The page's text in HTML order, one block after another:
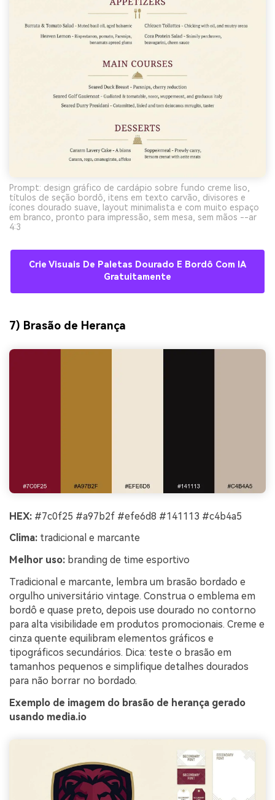
Prompt: design gráfico de cardápio sobre fundo creme liso,
títulos de seção bordô, itens em texto carvão, divisores e
ícones dourado suave, layout minimalista e com muito espaço
em branco, pronto para impressão, sem mesa, sem mãos --ar
4:3
Crie Visuais De Paletas Dourado E Bordô Com IA
Gratuitamente
7) Brasão de Herança
HEX: #7c0f25 #a97b2f #efe6d8 #141113 #c4b4a5
Clima: tradicional e marcante
Melhor uso: branding de time esportivo
Tradicional e marcante, lembra um brasão bordado e
orgulho universitário vintage. Construa o emblema em
bordô e quase preto, depois use dourado no contorno
para alta visibilidade em produtos promocionais. Creme e
cinza quente equilibram elementos gráficos e
tipográficos secundários. Dica: teste o brasão em
tamanhos pequenos e simplifique detalhes dourados
para não borrar no bordado.
Exemplo de imagem do brasão de herança gerado
usando media.io